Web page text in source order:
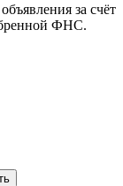
за счёт
ФНС.